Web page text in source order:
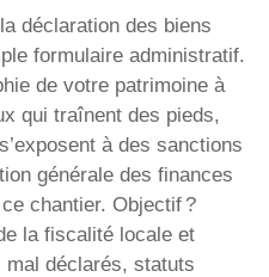
déclaration des biens
formulaire administratif.
de votre patrimoine à
qui traînent des pieds,
à des sanctions
générale des finances
chantier. Objectif ?
la fiscalité locale et
mal déclarés, statuts